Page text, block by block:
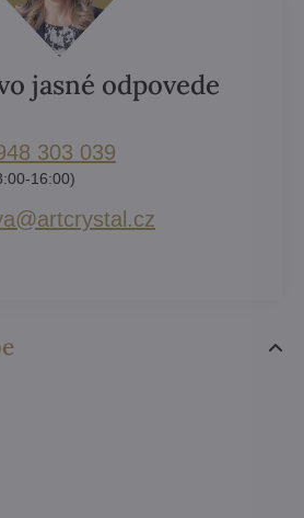
jasné odpovede
303 039
16:00)